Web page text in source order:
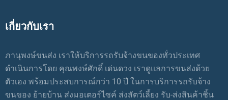
เกี่ยวกับเรา
ภานุพงษ์ขนส่ง เราให้บริการรถรับจ้างขนของทั่วประเทศ
ดำเนินการโดย คุณพงษ์ศักดิ์ เด่นดวง เราดูแลการขนส่งด้วย
ตัวเอง พร้อมประสบการณ์กว่า 10 ปี ในการบริการรถรับจ้าง
ขนของ ย้ายบ้าน ส่งมอเตอร์ไซค์ ส่งสัตว์เลี้ยง รับ-ส่งสินค้าชิ้น